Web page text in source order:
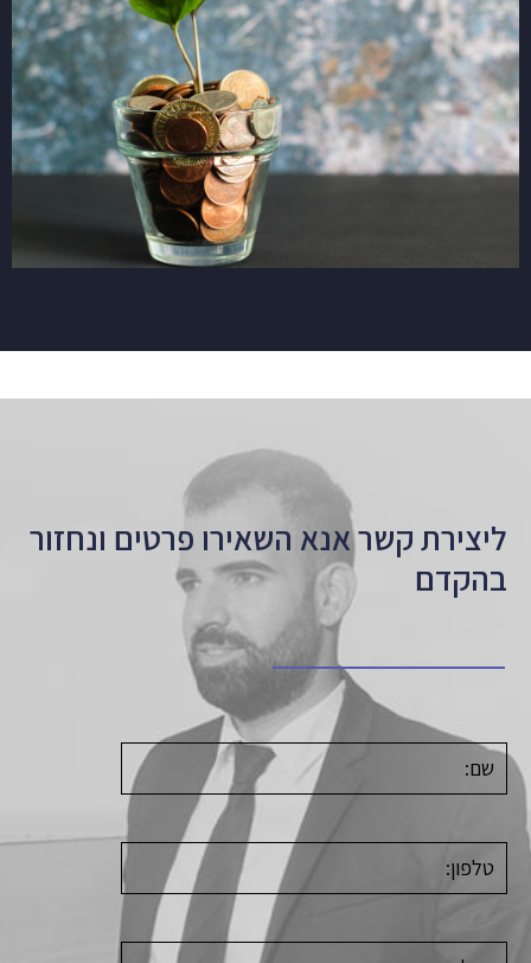
ליצירת קשר אנא השאירו פרטים ונחזור
בהקדם